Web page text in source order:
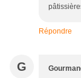
Répondre
G